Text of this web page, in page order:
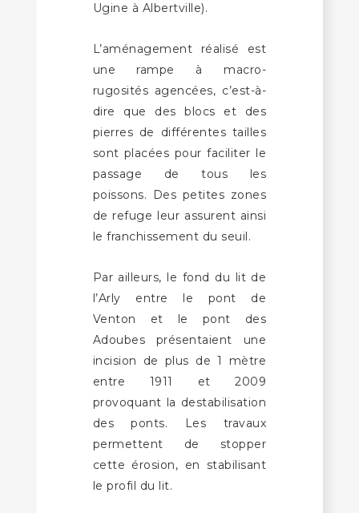
Ugine à Albertville).
L’aménagement réalisé est
une rampe à macro-
rugosités agencées, c’est-à-
dire que des blocs et des
pierres de différentes tailles
sont placées pour faciliter le
passage de tous les
poissons. Des petites zones
de refuge leur assurent ainsi
le franchissement du seuil.
Par ailleurs, le fond du lit de
l’Arly entre le pont de
Venton et le pont des
Adoubes présentaient une
incision de plus de 1 mètre
entre 1911 et 2009
provoquant la destabilisation
des ponts. Les travaux
permettent de stopper
cette érosion, en stabilisant
le profil du lit.